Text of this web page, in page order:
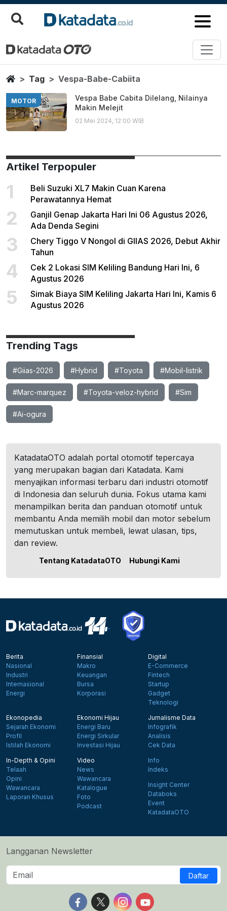
Vespa Babe Cabiita
Berita Terbaru
HomeTag Vespa-Babe-Cabiita
MOTOR
Vespa Babe Cabita Dilelang, Nilainya
Makin Melejit
02 Mei 2024, 12:00 WIB
Artikel Terpopuler
1
Beli Suzuki XL7 Makin Cuan Karena
Perawatannya Hemat
2
Ganjil Genap Jakarta Hari Ini 06 Agustus 2026,
Ada Denda Segini
3
Chery Tiggo V Nongol di GIIAS 2026, Debut Akhir
Tahun
4
Cek 2 Lokasi SIM Keliling Bandung Hari Ini, 6
Agustus 2026
5
Simak Biaya SIM Keliling Jakarta Hari Ini, Kamis 6
Agustus 2026
Trending Tags
#Giias-2026 #Hybrid #Toyota #Mobil-listrik
#Marc-marquez #Toyota-veloz-hybrid #Sim
#Ai-ogura
KatadataOTO adalah portal otomotif tepercaya
yang merupakan bagian dari Katadata. Kami
menyajikan informasi terbaru dari industri otomotif
di Indonesia dan seluruh dunia. Fokus utama kami
menampilkan berita dan panduan otomotif untuk
membantu Anda memilih mobil dan motor sebelum
memutuskan untuk membeli, lewat ulasan, tips,
dan review.
Tentang KatadataOTO Hubungi Kami
Berita
Nasional
Industri
Internasional
Energi
Finansial
Makro
Keuangan
Bursa
Korporasi
Digital
E-Commerce
Fintech
Startup
Gadget
Teknologi
Ekonopedia
Sejarah Ekonomi
Profil
Istilah Ekonomi
Ekonomi Hijau
Energi Baru
Energi Sirkular
Investasi Hijau
Jurnalisme Data
Infografik
Analisis
Cek Data
In-Depth & Opini
Telaah
Opini
Wawancara
Laporan Khusus
Video
News
Wawancara
Katalogue
Foto
Podcast
Info
Indeks
Insight Center
Databoks
Event
KatadataOTO
Langganan Newsletter
Daftar
Follow us on Facebook
Follow us on X
Follow us on Instagram
Follow us on